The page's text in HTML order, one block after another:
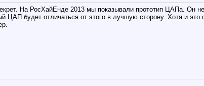
На РосХайЕнде 2013 мы показывали прототип ЦАПа. Он
ЦАП будет отличаться от этого в лучшую сторону. Хотя и